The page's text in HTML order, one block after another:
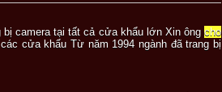
camera tại tất cả cửa khẩu lớn Xin ông cho
cửa khẩu Từ năm 1994 ngành đã trang bị